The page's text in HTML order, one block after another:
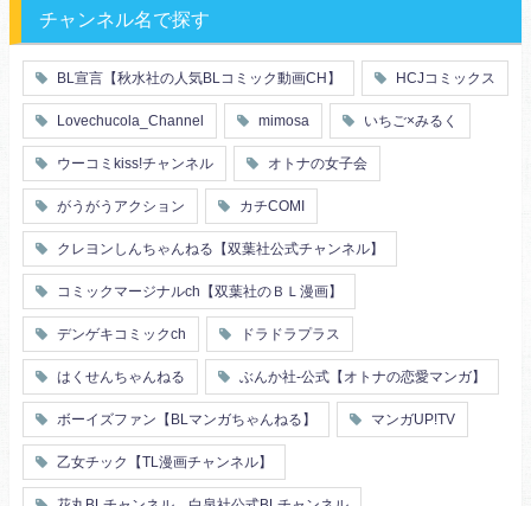
エリート・ハイスぺ
芸能人
王子様
ヤンキー・不良
人外
富豪
同期
店長・店員
先生
幼馴染
漫画家・作家
ヤンキー
セフレ
初体験
調教
花嫁
義兄弟姉妹
初恋
スーツ
片思い
短編
人妻
主従関係
婚約者
不器用
秘密の関係
ol
甘エロ
フェチ
メイド
恋人
泥酔
絶倫
複数プレイ
催眠
友情・仲間
浴衣・和服
チャンネル名で探す
BL宣言【秋水社の人気BLコミック動画CH】 HCJコミックス
Lovechucola_Channel mimosa いちご×みるく
ウーコミkiss!チャンネル オトナの女子会
がうがうアクション カチCOMI
クレヨンしんちゃんねる【双葉社公式チャンネル】
コミックマージナルch【双葉社のＢＬ漫画】
デンゲキコミックch ドラドラプラス
はくせんちゃんねる ぶんか社-公式【オトナの恋愛マンガ】
ボーイズファン【BLマンガちゃんねる】 マンガUP!TV
乙女チック【TL漫画チャンネル】